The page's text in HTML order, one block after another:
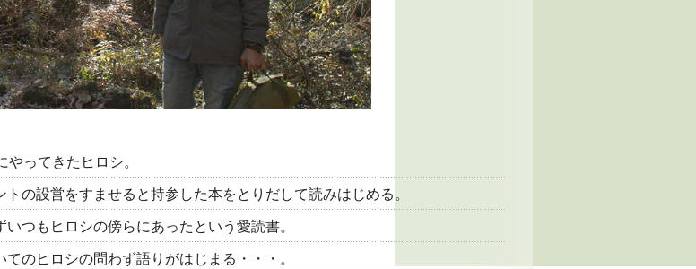
ってきたヒロシ。
の設営をすませると持参した本をとりだして読みはじめる。
つもヒロシの傍らにあったという愛読書。
のヒロシの問わず語りがはじまる・・・。